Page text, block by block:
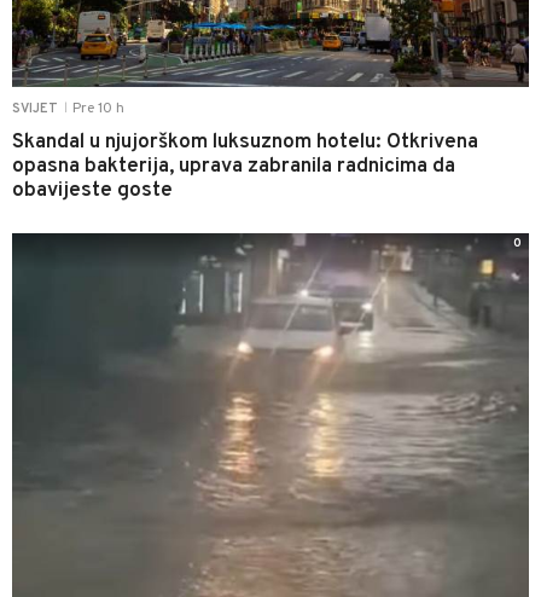
SVIJET Pre 10 h
Skandal u njujorškom luksuznom hotelu: Otkrivena
opasna bakterija, uprava zabranila radnicima da
obavijeste goste
0